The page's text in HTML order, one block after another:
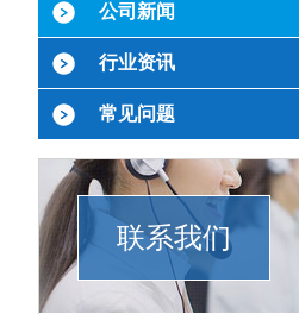
公司新闻
行业资讯
常见问题
联系我们